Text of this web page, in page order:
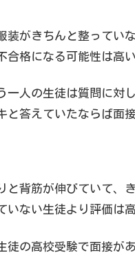
装がきちんと整ってい
合格になる可能性は高い
一人の生徒は質問に対
と答えていたならば面
と背筋が伸びていて、
いない生徒より評価は
徒の高校受験で面接が